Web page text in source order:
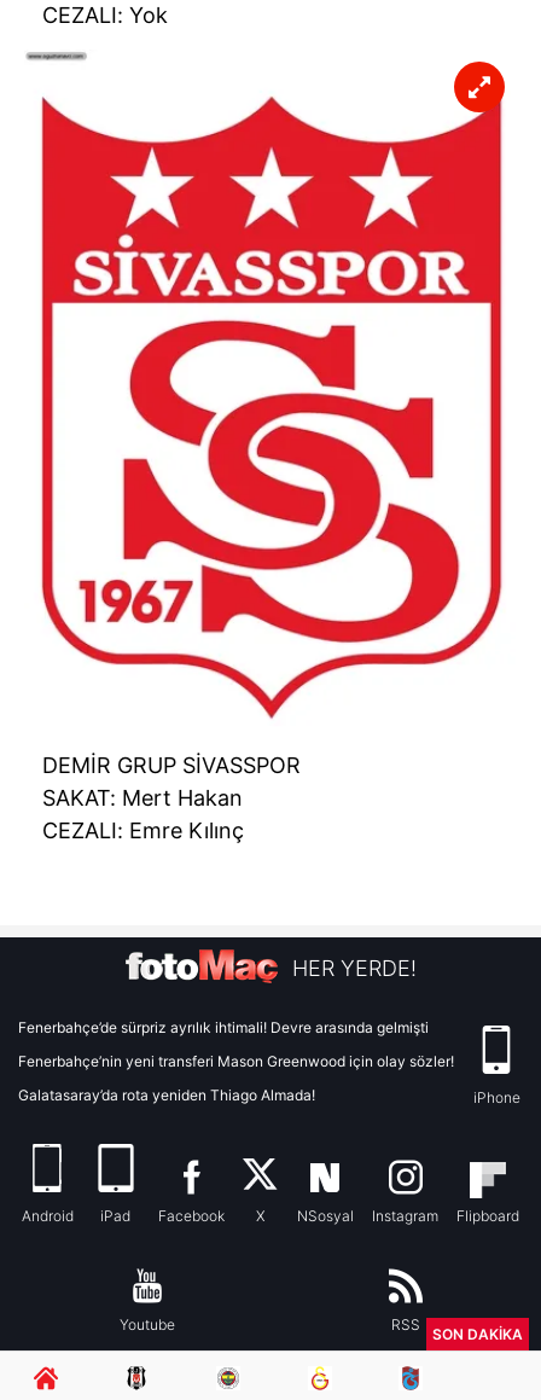
CEZALI: Yok
DEMİR GRUP SİVASSPOR
SAKAT: Mert Hakan
CEZALI: Emre Kılınç
HER YERDE!
Fenerbahçe’de sürpriz ayrılık ihtimali! Devre arasında gelmişti
Fenerbahçe’nin yeni transferi Mason Greenwood için olay sözler!
Galatasaray’da rota yeniden Thiago Almada!
iPhone
Android iPad Facebook X NSosyal Instagram Flipboard
Youtube RSS
SON DAKİKA